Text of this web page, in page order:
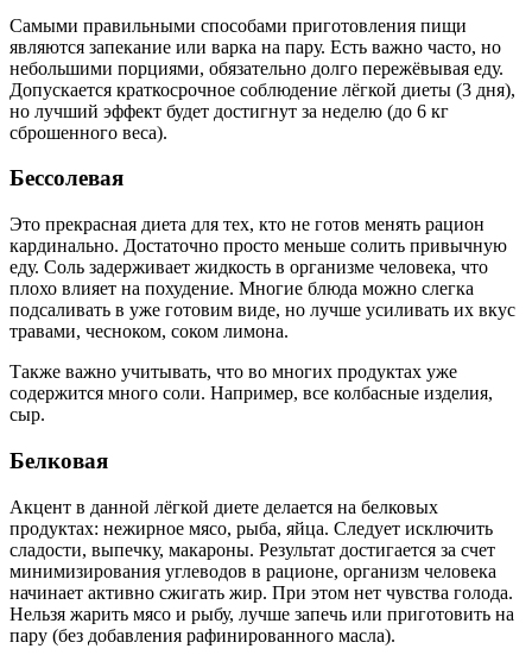
Самыми правильными способами приготовления пищи
являются запекание или варка на пару. Есть важно часто, но
небольшими порциями, обязательно долго пережёвывая еду.
Допускается краткосрочное соблюдение лёгкой диеты (3 дня),
но лучший эффект будет достигнут за неделю (до 6 кг
сброшенного веса).
Бессолевая
Это прекрасная диета для тех, кто не готов менять рацион
кардинально. Достаточно просто меньше солить привычную
еду. Соль задерживает жидкость в организме человека, что
плохо влияет на похудение. Многие блюда можно слегка
подсаливать в уже готовим виде, но лучше усиливать их вкус
травами, чесноком, соком лимона.
Также важно учитывать, что во многих продуктах уже
содержится много соли. Например, все колбасные изделия,
сыр.
Белковая
Акцент в данной лёгкой диете делается на белковых
продуктах: нежирное мясо, рыба, яйца. Следует исключить
сладости, выпечку, макароны. Результат достигается за счет
минимизирования углеводов в рационе, организм человека
начинает активно сжигать жир. При этом нет чувства голода.
Нельзя жарить мясо и рыбу, лучше запечь или приготовить на
пару (без добавления рафинированного масла).